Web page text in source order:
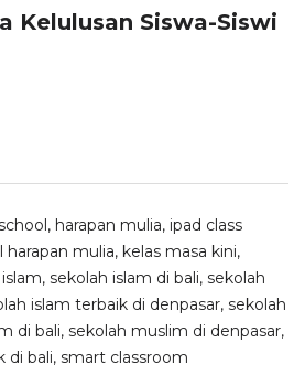
Kelulusan Siswa-Siswi
, harapan mulia, ipad class
harapan mulia, kelas masa kini,
, sekolah islam di bali, sekolah
islam terbaik di denpasar, sekolah
di bali, sekolah muslim di denpasar,
di bali, smart classroom